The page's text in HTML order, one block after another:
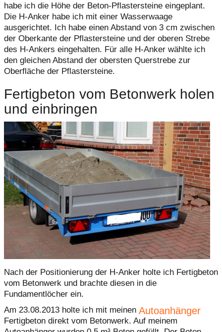
habe ich die Höhe der Beton-Pflastersteine eingeplant.
Die H-Anker habe ich mit einer Wasserwaage
ausgerichtet. Ich habe einen Abstand von 3 cm zwischen
der Oberkante der Pflastersteine und der oberen Strebe
des H-Ankers eingehalten. Für alle H-Anker wählte ich
den gleichen Abstand der obersten Querstrebe zur
Oberfläche der Pflastersteine.
Fertigbeton vom Betonwerk holen
und einbringen
Nach der Positionierung der H-Anker holte ich Fertigbeton
vom Betonwerk und brachte diesen in die
Fundamentlöcher ein.
Am 23.08.2013 holte ich mit meinen Autoanhänger
Fertigbeton direkt vom Betonwerk. Auf meinem